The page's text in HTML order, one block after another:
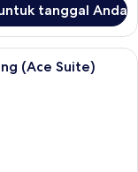
tanggal Anda
selimut bulu angsa,
(Ace Suite)